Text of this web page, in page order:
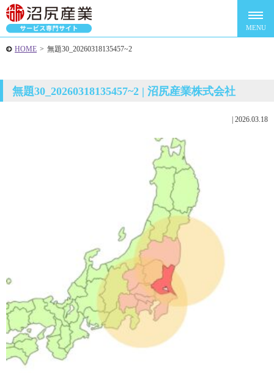
HOME > 無題30_20260318135457~2
無題30_20260318135457~2 | 沼尻産業株式会社
2026.03.18